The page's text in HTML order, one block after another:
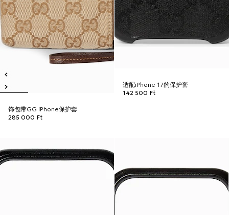
饰包带GG iPhone保护套
285 000 Ft
适配iPhone 17的保护套
142 500 Ft